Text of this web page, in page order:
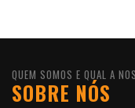
QUEM SOMOS E QUAL A
SOBRE NÓS